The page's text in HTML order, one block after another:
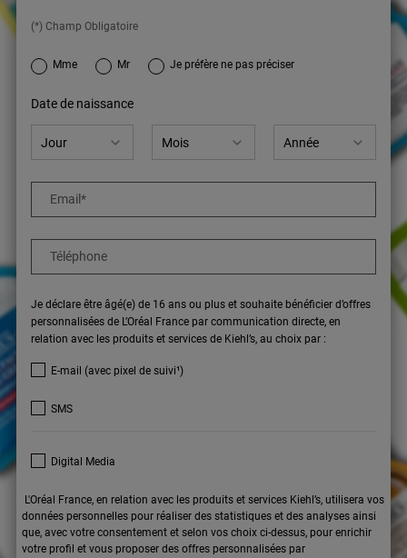
(*) Champ Obligatoire
newslettersignup.title.legend
Mme Mr Je préfère ne pas préciser
Date de naissance
Email*
Téléphone
Je déclare être âgé(e) de 16 ans ou plus et souhaite bénéficier d’offres
personnalisées de L’Oréal France par communication directe, en
relation avec les produits et services de Kiehl’s, au choix par :
E-mail (avec pixel de suivi¹)
SMS
Digital Media
L'Oréal France, en relation avec les produits et services Kiehl’s, utilisera vos
données personnelles pour réaliser des statistiques et des analyses ainsi
que, avec votre consentement et selon vos choix ci-dessus, pour enrichir
votre profil et vous proposer des offres personnalisées par